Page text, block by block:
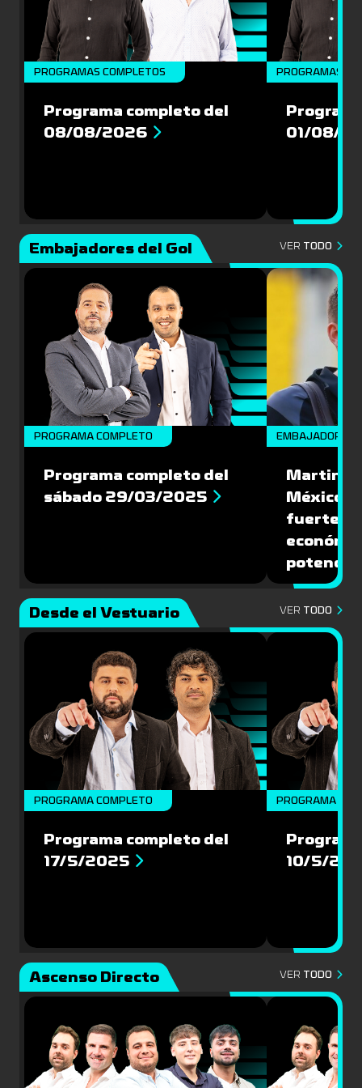
PROGRAMAS COMPLETOS
Programa completo del
08/08/2026
PROGRAMAS
01/08/
Embajadores del Gol VER TODO
PROGRAMA COMPLETO
Programa completo del
sábado 29/03/2025
EMBAJADORES
Martin
México:
fuerte
Desde el Vestuario VER TODO
PROGRAMA COMPLETO
Programa completo del
17/5/2025
PROGRAMA
10/5/
Ascenso Directo VER TODO